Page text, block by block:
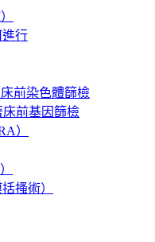
行
前染色體篩檢
前基因篩檢
）
搔術）